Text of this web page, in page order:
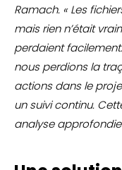
Ramach. « Les
mais rien n’était
perdaient
nous perdions la
actions dans le
un suivi continu.
analyse